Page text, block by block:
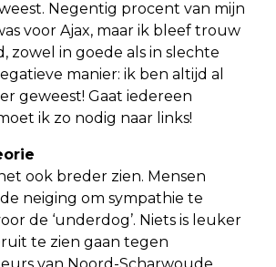
Negentig procent van mijn
voor Ajax, maar ik bleef trouw
zowel in goede als in slechte
manier: ik ben altijd al
geweest! Gaat iedereen
ik zo nodig naar links!
ook breder zien. Mensen
neiging om sympathie te
de ‘underdog’. Niets is leuker
te zien gaan tegen
van Noord-Scharwoude